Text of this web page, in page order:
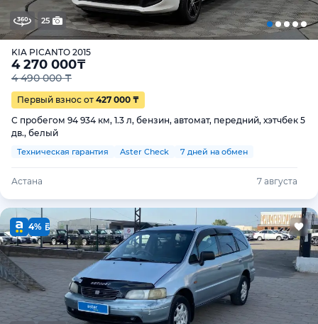
25
KIA PICANTO 2015
4 270 000₸
4 490 000 ₸
Первый взнос от 427 000 ₸
С пробегом 94 934 км, 1.3 л, бензин, автомат, передний, хэтчбек 5
дв., белый
Техническая гарантия Aster Check 7 дней на обмен
Астана 7 августа
4%